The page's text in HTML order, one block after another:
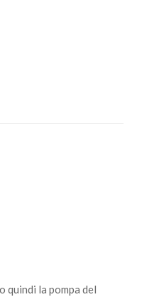
quindi la pompa del